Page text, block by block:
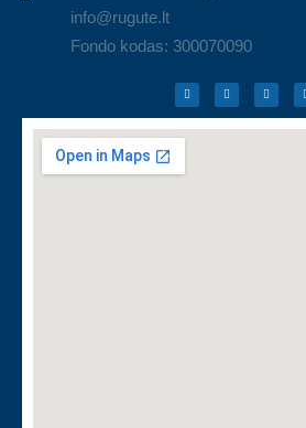
info@rugute.lt
Fondo kodas: 300070090